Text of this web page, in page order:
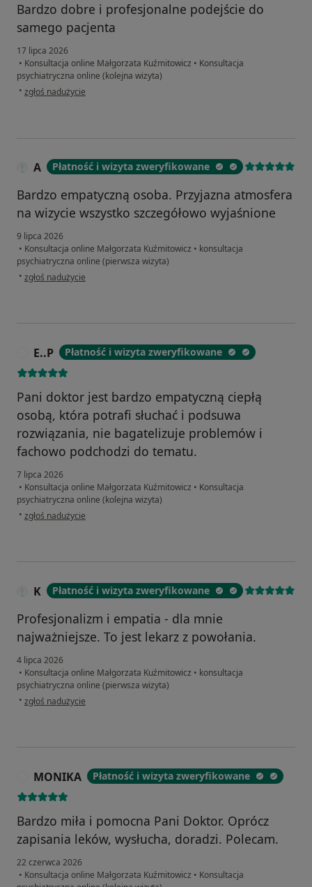
Bardzo dobre i profesjonalne podejście do
samego pacjenta
17 lipca 2026
• Konsultacja online Małgorzata Kuźmitowicz • Konsultacja
psychiatryczna online (kolejna wizyta)
• w opinii użytkownika Piotr
zgłoś nadużycie
A Płatność i wizyta zweryfikowane
Bardzo empatyczną osoba. Przyjazna atmosfera
na wizycie wszystko szczegółowo wyjaśnione
9 lipca 2026
• Konsultacja online Małgorzata Kuźmitowicz • konsultacja
psychiatryczna online (pierwsza wizyta)
• w opinii użytkownika A
zgłoś nadużycie
E..P Płatność i wizyta zweryfikowane
Pani doktor jest bardzo empatyczną ciepłą
osobą, która potrafi słuchać i podsuwa
rozwiązania, nie bagatelizuje problemów i
fachowo podchodzi do tematu.
7 lipca 2026
• Konsultacja online Małgorzata Kuźmitowicz • Konsultacja
psychiatryczna online (kolejna wizyta)
• w opinii użytkownika E..P
zgłoś nadużycie
K Płatność i wizyta zweryfikowane
Profesjonalizm i empatia - dla mnie
najważniejsze. To jest lekarz z powołania.
4 lipca 2026
• Konsultacja online Małgorzata Kuźmitowicz • konsultacja
psychiatryczna online (pierwsza wizyta)
• w opinii użytkownika K
zgłoś nadużycie
MONIKA Płatność i wizyta zweryfikowane
Bardzo miła i pomocna Pani Doktor. Oprócz
zapisania leków, wysłucha, doradzi. Polecam.
22 czerwca 2026
• Konsultacja online Małgorzata Kuźmitowicz • Konsultacja